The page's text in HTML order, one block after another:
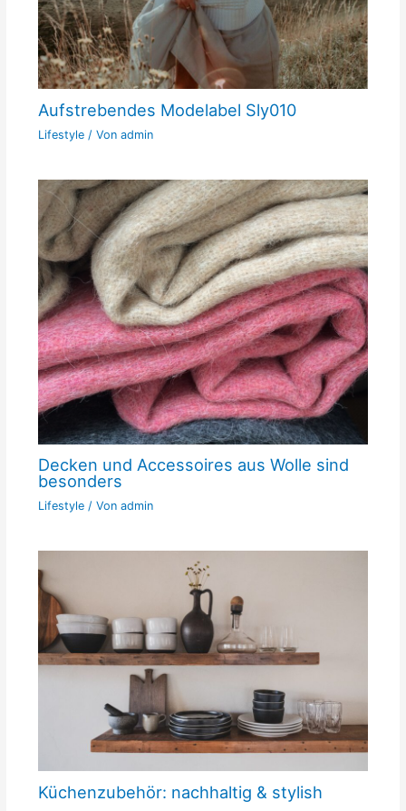
Aufstrebendes Modelabel Sly010
Lifestyle/ Von admin
Decken und Accessoires aus Wolle sind
besonders
Lifestyle/ Von admin
Küchenzubehör: nachhaltig & stylish